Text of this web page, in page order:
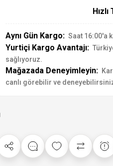
Aynı Gün Kargo: Saat 16:00'a
Yurtiçi Kargo Avantajı:
sağlıyoruz.
Mağazada Deneyimleyin:
canlı görebilir ve